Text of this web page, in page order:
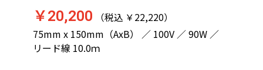
￥20,200 （税込 ￥22,220）
75mm x 150mm（AxB） ／ 100V ／ 90W ／
リード線 10.0ｍ